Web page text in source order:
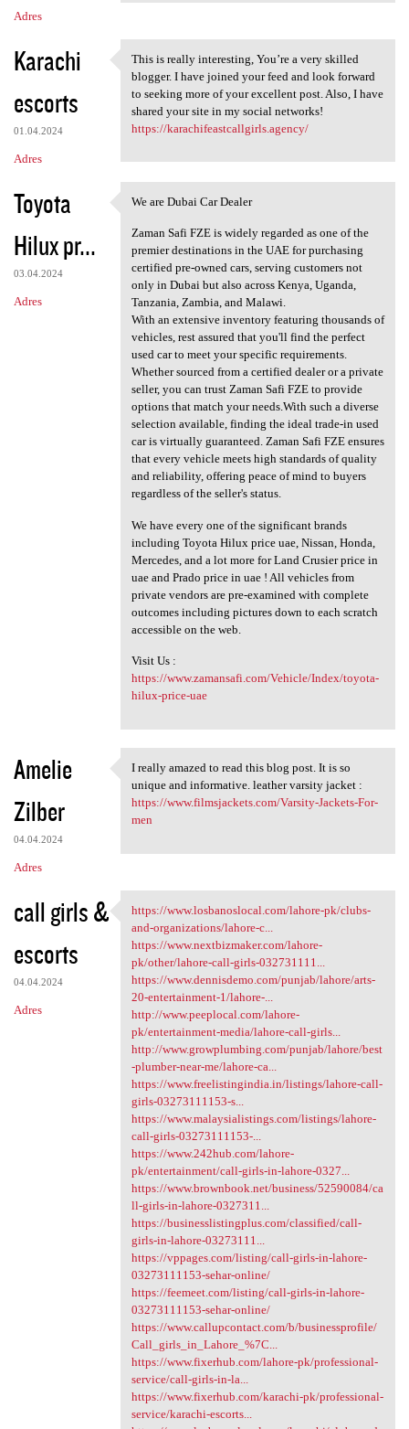
Adres
Karachi
escorts
01.04.2024
Adres
This is really interesting,
This is really interesting, You’re a very skilled
blogger. I have joined your feed and look forward
to seeking more of your excellent post. Also, I have
shared your site in my social networks!
https://karachifeastcallgirls.agency/
Toyota
Hilux pr...
03.04.2024
Adres
We are Dubai Car Dealer
We are Dubai Car Dealer
Zaman Safi FZE is widely regarded as one of the
premier destinations in the UAE for purchasing
certified pre-owned cars, serving customers not
only in Dubai but also across Kenya, Uganda,
Tanzania, Zambia, and Malawi.
With an extensive inventory featuring thousands of
vehicles, rest assured that you'll find the perfect
used car to meet your specific requirements.
Whether sourced from a certified dealer or a private
seller, you can trust Zaman Safi FZE to provide
options that match your needs.With such a diverse
selection available, finding the ideal trade-in used
car is virtually guaranteed. Zaman Safi FZE ensures
that every vehicle meets high standards of quality
and reliability, offering peace of mind to buyers
regardless of the seller's status.
We have every one of the significant brands
including Toyota Hilux price uae, Nissan, Honda,
Mercedes, and a lot more for Land Crusier price in
uae and Prado price in uae ! All vehicles from
private vendors are pre-examined with complete
outcomes including pictures down to each scratch
accessible on the web.
Visit Us :
https://www.zamansafi.com/Vehicle/Index/toyota-
hilux-price-uae
Amelie
Zilber
04.04.2024
Adres
I really amazed to read this
I really amazed to read this blog post. It is so
unique and informative. leather varsity jacket :
https://www.filmsjackets.com/Varsity-Jackets-For-
men
call girls &
escorts
04.04.2024
Adres
https://www.losbanoslocal.com
https://www.losbanoslocal.com/lahore-pk/clubs-
and-organizations/lahore-c...
https://www.nextbizmaker.com/lahore-
pk/other/lahore-call-girls-032731111...
https://www.dennisdemo.com/punjab/lahore/arts-
20-entertainment-1/lahore-...
http://www.peeplocal.com/lahore-
pk/entertainment-media/lahore-call-girls...
http://www.growplumbing.com/punjab/lahore/best
-plumber-near-me/lahore-ca...
https://www.freelistingindia.in/listings/lahore-call-
girls-03273111153-s...
https://www.malaysialistings.com/listings/lahore-
call-girls-03273111153-...
https://www.242hub.com/lahore-
pk/entertainment/call-girls-in-lahore-0327...
https://www.brownbook.net/business/52590084/ca
ll-girls-in-lahore-0327311...
https://businesslistingplus.com/classified/call-
girls-in-lahore-03273111...
https://vppages.com/listing/call-girls-in-lahore-
03273111153-sehar-online/
https://feemeet.com/listing/call-girls-in-lahore-
03273111153-sehar-online/
https://www.callupcontact.com/b/businessprofile/
Call_girls_in_Lahore_%7C...
https://www.fixerhub.com/lahore-pk/professional-
service/call-girls-in-la...
https://www.fixerhub.com/karachi-pk/professional-
service/karachi-escorts...